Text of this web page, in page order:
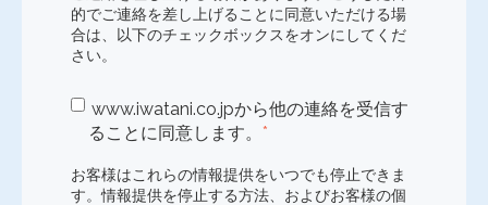
的でご連絡を差し上げることに同意いただける場
合は、以下のチェックボックスをオンにしてくだ
さい。
www.iwatani.co.jpから他の連絡を受信す
ることに同意します。 *
お客様はこれらの情報提供をいつでも停止できま
す。情報提供を停止する方法、およびお客様の個